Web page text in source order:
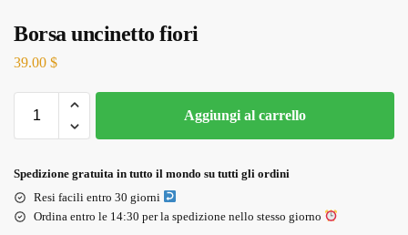
Borsa uncinetto fiori
39.00 $
Aggiungi al carrello
Spedizione gratuita in tutto il mondo su tutti gli ordini
Resi facili entro 30 giorni
Ordina entro le 14:30 per la spedizione nello stesso giorno